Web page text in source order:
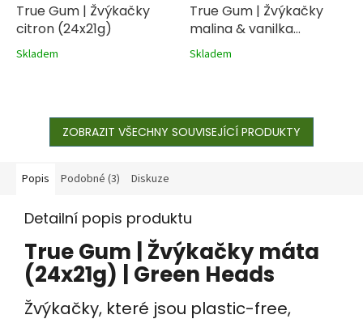
True Gum | Žvýkačky
citron (24x21g)
Skladem
True Gum | Žvýkačky
malina & vanilka
(24x21g)
Skladem
ZOBRAZIT VŠECHNY SOUVISEJÍCÍ PRODUKTY
Popis Podobné (3) Diskuze
Detailní popis produktu
True Gum | Žvýkačky máta
(24x21g) | Green Heads
Žvýkačky, které jsou plastic-free,